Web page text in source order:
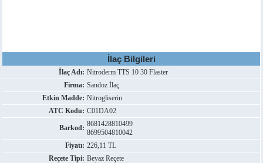
İlaç Bilgileri
İlaç Adı: Nitroderm TTS 10 30 Flaster
Firma: Sandoz İlaç
Etkin Madde: Nitrogliserin
ATC Kodu: C01DA02
Barkod: 8681428810499
8699504810042
Fiyatı: 226,11 TL
Reçete Tipi: Beyaz Reçete